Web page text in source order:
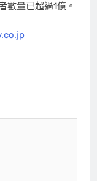
數量已超過1億。